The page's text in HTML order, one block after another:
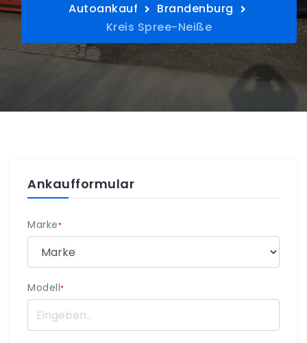
Autoankauf
Brandenburg
Kreis Spree-Neiße
Ankaufformular
Marke*
Modell*